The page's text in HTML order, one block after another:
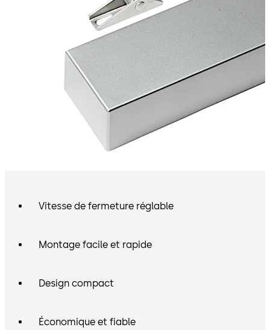
Vitesse de fermeture réglable
Montage facile et rapide
Design compact
Économique et fiable